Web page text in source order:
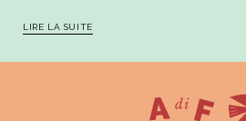
LIRE LA SUITE